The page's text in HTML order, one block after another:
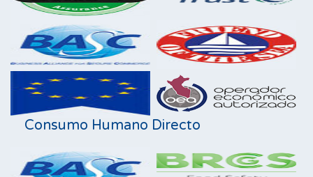
Consumo Humano Directo